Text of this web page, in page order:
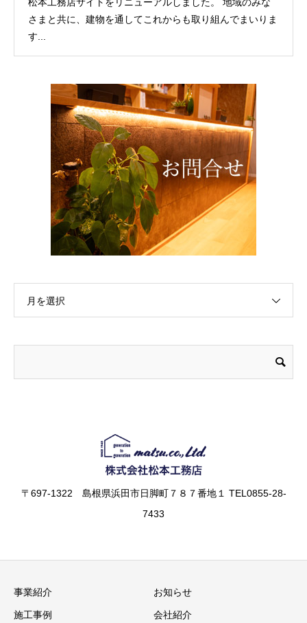
松本工務店サイトをリニューアルしました。 地域のみな
さまと共に、建物を通してこれからも取り組んでまいりま
す...
月を選択
〒697-1322 島根県浜田市日脚町７８７番地１ TEL0855-28-
7433
事業紹介 お知らせ
施工事例 会社紹介